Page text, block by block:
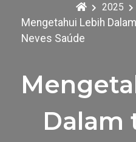
2025
Mengetahui Lebih
Neves Saúde
Dalam